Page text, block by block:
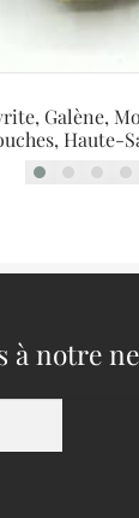
Galène,
Haute-
à notre